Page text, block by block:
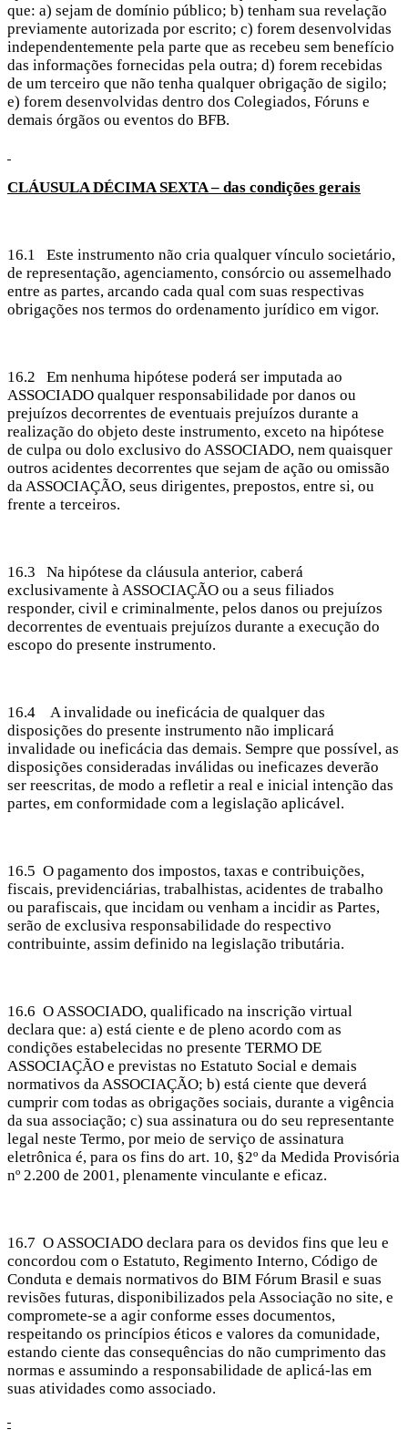
que: a) sejam de domínio público; b) tenham sua revelação
previamente autorizada por escrito; c) forem desenvolvidas
independentemente pela parte que as recebeu sem benefício
das informações fornecidas pela outra; d) forem recebidas
de um terceiro que não tenha qualquer obrigação de sigilo;
e) forem desenvolvidas dentro dos Colegiados, Fóruns e
demais órgãos ou eventos do BFB.
CLÁUSULADÉCIMA SEXTA – das condições gerais
16.1 Este instrumento não cria qualquer vínculo societário,
de representação, agenciamento, consórcio ou assemelhado
entre as partes, arcando cada qual com suas respectivas
obrigações nos termos do ordenamento jurídico em vigor.
16.2 Em nenhuma hipótese poderá ser imputada ao
ASSOCIADO qualquer responsabilidade por danos ou
prejuízos decorrentes de eventuais prejuízos durante a
realização do objeto deste instrumento, exceto na hipótese
de culpa ou dolo exclusivo do ASSOCIADO, nem quaisquer
outros acidentes decorrentes que sejam de ação ou omissão
da ASSOCIAÇÃO, seus dirigentes, prepostos, entre si, ou
frente a terceiros.
16.3 Na hipótese da cláusula anterior, caberá
exclusivamente à ASSOCIAÇÃO ou a seus filiados
responder, civil e criminalmente, pelos danos ou prejuízos
decorrentes de eventuais prejuízos durante a execução do
escopo do presente instrumento.
16.4 A invalidade ou ineficácia de qualquer das
disposições do presente instrumento não implicará
invalidade ou ineficácia das demais. Sempre que possível, as
disposições consideradas inválidas ou ineficazes deverão
ser reescritas, de modo a refletir a real e inicial intenção das
partes, em conformidade com a legislação aplicável.
16.5 O pagamento dos impostos, taxas e contribuições,
fiscais, previdenciárias, trabalhistas, acidentes de trabalho
ou parafiscais, que incidam ou venham a incidir as Partes,
serão de exclusiva responsabilidade do respectivo
contribuinte, assim definido na legislação tributária.
16.6 O ASSOCIADO, qualificado na inscrição virtual
declara que: a) está ciente e de pleno acordo com as
condições estabelecidas no presente TERMO DE
ASSOCIAÇÃO e previstas no Estatuto Social e demais
normativos da ASSOCIAÇÃO; b) está ciente que deverá
cumprir com todas as obrigações sociais, durante a vigência
da sua associação; c) sua assinatura ou do seu representante
legal neste Termo, por meio de serviço de assinatura
eletrônica é, para os fins do art. 10, §2º da Medida Provisória
nº 2.200 de 2001, plenamente vinculante e eficaz.
16.7 O ASSOCIADO declara para os devidos fins que leu e
concordou com o Estatuto, Regimento Interno, Código de
Conduta e demais normativos do BIM Fórum Brasil e suas
revisões futuras, disponibilizados pela Associação no site, e
compromete-se a agir conforme esses documentos,
respeitando os princípios éticos e valores da comunidade,
estando ciente das consequências do não cumprimento das
normas e assumindo a responsabilidade de aplicá-las em
suas atividades como associado.